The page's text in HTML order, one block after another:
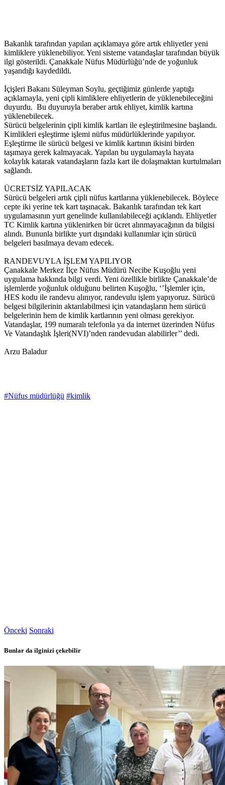
Bakanlık tarafından yapılan açıklamaya göre artık ehliyetler yeni
kimliklere yüklenebiliyor. Yeni sisteme vatandaşlar tarafından büyük
ilgi gösterildi. Çanakkale Nüfus Müdürlüğü’nde de yoğunluk
yaşandığı kaydedildi.
İçişleri Bakanı Süleyman Soylu, geçtiğimiz günlerde yaptığı
açıklamayla, yeni çipli kimliklere ehliyetlerin de yüklenebileceğini
duyurdu. Bu duyuruyla beraber artık ehliyet, kimlik kartına
yüklenebilecek.
Sürücü belgelerinin çipli kimlik kartları ile eşleştirilmesine başlandı.
Kimlikleri eşleştirme işlemi nüfus müdürlüklerinde yapılıyor.
Eşleştirme ile sürücü belgesi ve kimlik kartının ikisini birden
taşımaya gerek kalmayacak. Yapılan bu uygulamayla hayata
kolaylık katarak vatandaşların fazla kart ile dolaşmaktan kurtulmaları
sağlandı.
ÜCRETSİZ YAPILACAK
Sürücü belgeleri artık çipli nüfus kartlarına yüklenebilecek. Böylece
cepte iki yerine tek kart taşınacak. Bakanlık tarafından tek kart
uygulamasının yurt genelinde kullanılabileceği açıklandı. Ehliyetler
TC Kimlik kartına yüklenirken bir ücret alınmayacağının da bilgisi
alındı. Bununla birlikte yurt dışındaki kullanımlar için sürücü
belgeleri basılmaya devam edecek.
RANDEVUYLA İŞLEM YAPILIYOR
Çanakkale Merkez İlçe Nüfus Müdürü Necibe Kuşoğlu yeni
uygulama hakkında bilgi verdi. Yeni özellikle birlikte Çanakkale’de
işlemlerde yoğunluk olduğunu belirten Kuşoğlu, ‘’İşlemler için,
HES kodu ile randevu alınıyor, randevulu işlem yapıyoruz. Sürücü
belgesi bilgilerinin aktarılabilmesi için vatandaşların hem sürücü
belgelerinin hem de kimlik kartlarının yeni olması gerekiyor.
Vatandaşlar, 199 numaralı telefonla ya da internet üzerinden Nüfus
Ve Vatandaşlık İşleri(NVI)’nden randevudan alabilirler’’ dedi.
Arzu Baladur
#Nüfus müdürlüğü #kimlik
Önceki Sonraki
Bunlar da ilginizi çekebilir